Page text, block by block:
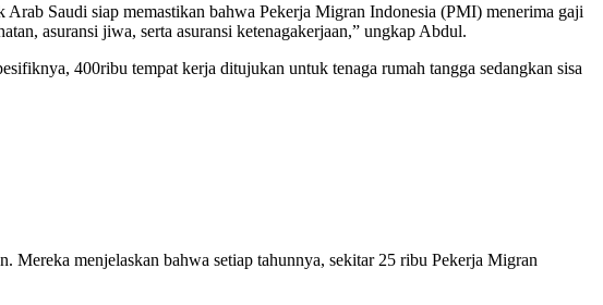
Saudi siap memastikan bahwa Pekerja Migran Indonesia (PMI) menerima gaji
asuransi jiwa, serta asuransi ketenagakerjaan,” ungkap Abdul.
400ribu tempat kerja ditujukan untuk tenaga rumah tangga sedangkan sisa
menjelaskan bahwa setiap tahunnya, sekitar 25 ribu Pekerja Migran